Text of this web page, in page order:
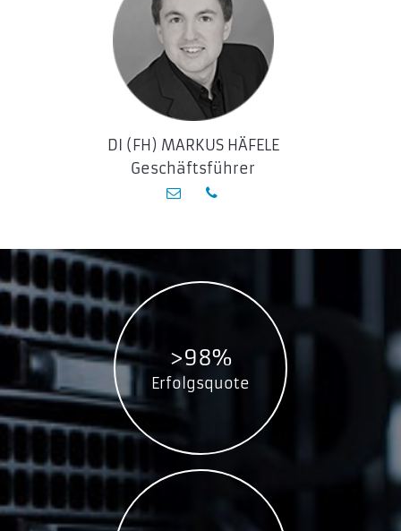
DI (FH) MARKUS HÄFELE
Geschäftsführer
>98%
Erfolgsquote